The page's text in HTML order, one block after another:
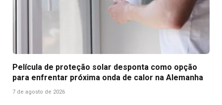
Película de proteção solar desponta como opção
para enfrentar próxima onda de calor na Alemanha
7 de agosto de 2026